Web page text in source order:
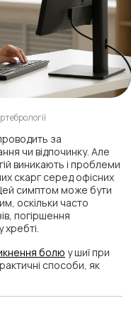
за
чи відпочинку. Але
виникають і проблеми
скарг серед офісних
Цей симптом може бути
оскільки часто
погіршення
хребті.
болю у шиї при
способи, як